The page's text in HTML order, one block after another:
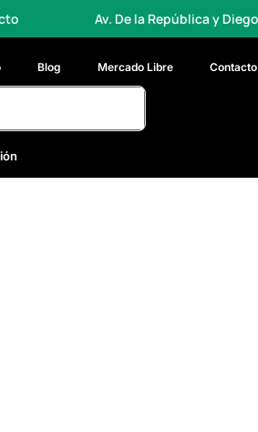
la República y Diego de Almagro, Quito
Blog Mercado Libre Contacto